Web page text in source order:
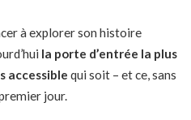
à explorer son histoire
la porte d’entrée la plus
accessible qui soit – et ce, sans
jour.